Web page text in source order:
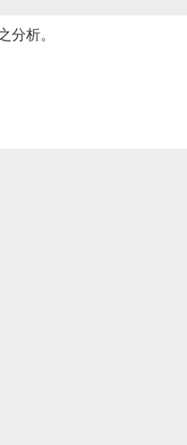
析。